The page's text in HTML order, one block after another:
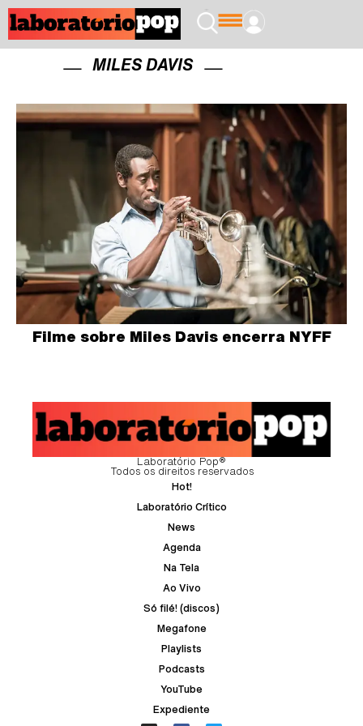
MILES DAVIS
Filme sobre Miles Davis encerra NYFF
Laboratório Pop®
Todos os direitos reservados
Hot!
Laboratório Crítico
News
Agenda
Na Tela
Ao Vivo
Só filé! (discos)
Megafone
Playlists
Podcasts
YouTube
Expediente